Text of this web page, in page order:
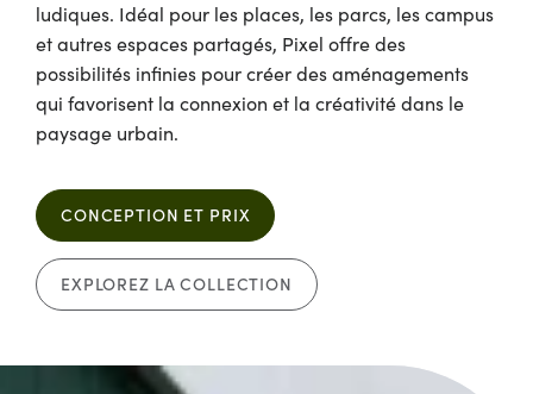
ludiques. Idéal pour les places, les parcs, les campus
et autres espaces partagés, Pixel offre des
possibilités infinies pour créer des aménagements
qui favorisent la connexion et la créativité dans le
paysage urbain.
CONCEPTION ET PRIX
EXPLOREZ LA COLLECTION